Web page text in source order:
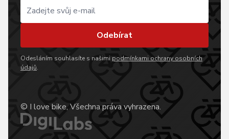
Odebírat
Odesláním souhlasíte s našimi podmínkami ochrany osobních
údajů.
© I love bike, Všechna práva vyhrazena.